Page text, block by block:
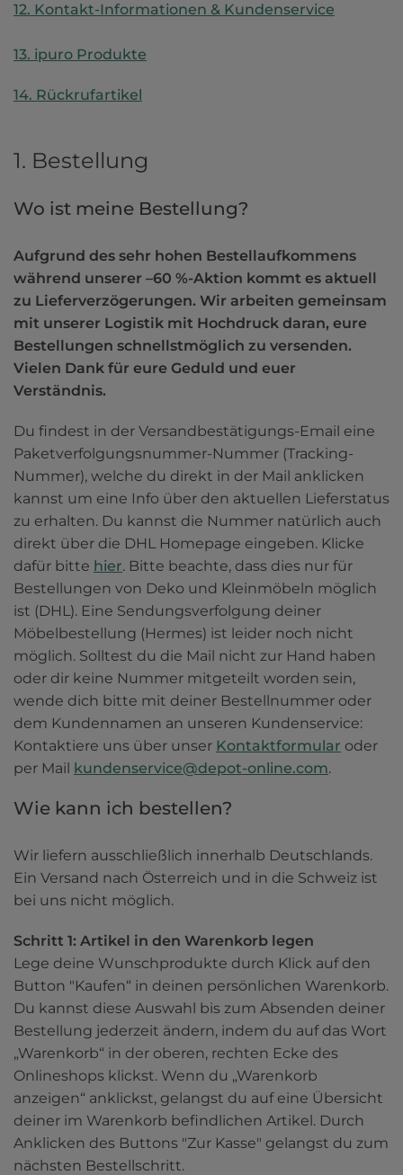
12. Kontakt-Informationen & Kundenservice
13. ipuro Produkte
14. Rückrufartikel
1. Bestellung
Wo ist meine Bestellung?
Aufgrund des sehr hohen Bestellaufkommens
während unserer –60 %-Aktion kommt es aktuell
zu Lieferverzögerungen. Wir arbeiten gemeinsam
mit unserer Logistik mit Hochdruck daran, eure
Bestellungen schnellstmöglich zu versenden.
Vielen Dank für eure Geduld und euer
Verständnis.
Du findest in der Versandbestätigungs-Email eine
Paketverfolgungsnummer-Nummer (Tracking-
Nummer), welche du direkt in der Mail anklicken
kannst um eine Info über den aktuellen Lieferstatus
zu erhalten. Du kannst die Nummer natürlich auch
direkt über die DHL Homepage eingeben. Klicke
dafür bitte hier. Bitte beachte, dass dies nur für
Bestellungen von Deko und Kleinmöbeln möglich
ist (DHL). Eine Sendungsverfolgung deiner
Möbelbestellung (Hermes) ist leider noch nicht
möglich. Solltest du die Mail nicht zur Hand haben
oder dir keine Nummer mitgeteilt worden sein,
wende dich bitte mit deiner Bestellnummer oder
dem Kundennamen an unseren Kundenservice:
Kontaktiere uns über unser Kontaktformular oder
per Mail kundenservice@depot-online.com.
Wie kann ich bestellen?
Wir liefern ausschließlich innerhalb Deutschlands.
Ein Versand nach Österreich und in die Schweiz ist
bei uns nicht möglich.
Schritt 1: Artikel in den Warenkorb legen
Lege deine Wunschprodukte durch Klick auf den
Button "Kaufen“ in deinen persönlichen Warenkorb.
Du kannst diese Auswahl bis zum Absenden deiner
Bestellung jederzeit ändern, indem du auf das Wort
„Warenkorb“ in der oberen, rechten Ecke des
Onlineshops klickst. Wenn du „Warenkorb
anzeigen“ anklickst, gelangst du auf eine Übersicht
deiner im Warenkorb befindlichen Artikel. Durch
Anklicken des Buttons "Zur Kasse" gelangst du zum
nächsten Bestellschritt.